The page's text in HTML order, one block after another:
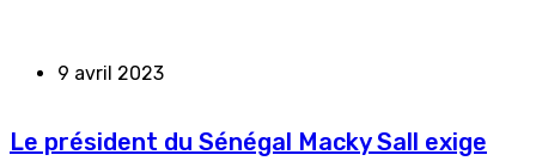
9 avril 2023
Le président du Sénégal Macky Sall exige